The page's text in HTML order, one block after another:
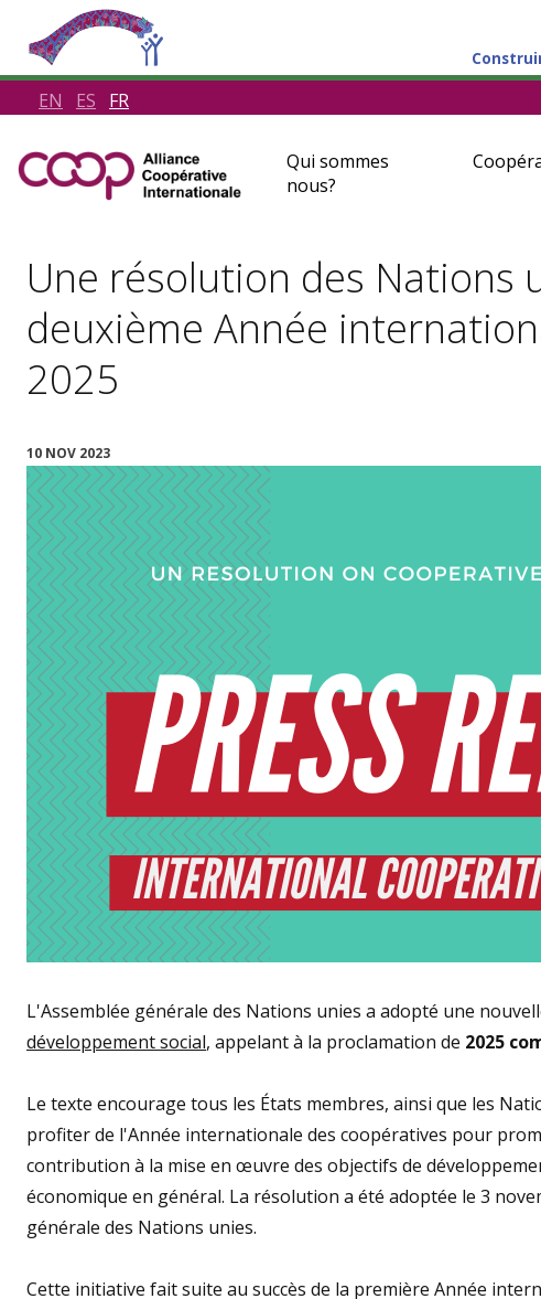
EN ES FR
Qui sommes
nous?
Une résolution des Nations
deuxième Année
2025
10 NOV 2023
L'Assemblée générale des Nations unies a adopté une
développement social, appelant à la proclamation de 2025
Le texte encourage tous les États membres, ainsi que les
profiter de l'Année internationale des coopératives pour
contribution à la mise en œuvre des objectifs de
économique en général. La résolution a été adoptée le 3
générale des Nations unies.
Cette initiative fait suite au succès de la première Année